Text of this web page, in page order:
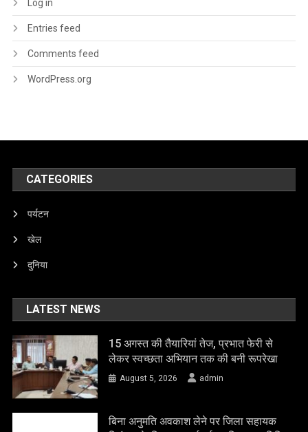
Log in
Entries feed
Comments feed
WordPress.org
CATEGORIES
पर्यटन
खेल
दुनिया
LATEST NEWS
15 अगस्त की तैयारियां तेज, प्रभात फेरी से
लेकर स्वच्छता अभियान तक की बनी रूपरेखा
August 5, 2026 admin
बिना अनुमति अवकाश लेने पर जिला सहायक